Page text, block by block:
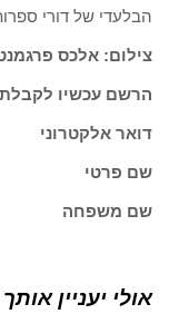
הבלעדי של דורי
צילום: אלכס
הרשם עכשיו לקבלת
דואר אלקטרוני
שם פרטי
שם משפחה
אולי יעניין